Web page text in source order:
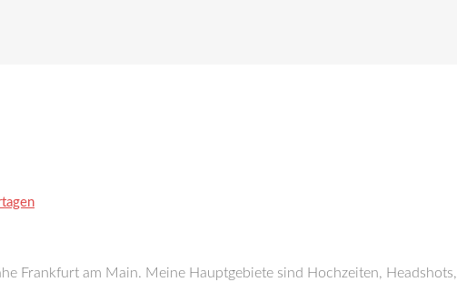
Frankfurt am Main. Meine Hauptgebiete sind Hochzeiten, Headshots,